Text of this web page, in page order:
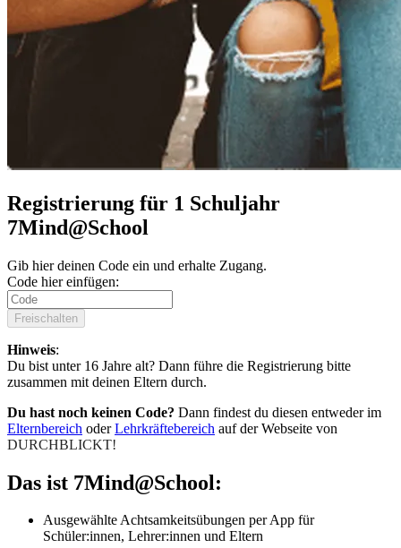
Registrierung für 1 Schuljahr
7Mind@School
Gib hier deinen Code ein und erhalte Zugang.
Code hier einfügen:
Freischalten
Hinweis:
Du bist unter 16 Jahre alt? Dann führe die Registrierung bitte
zusammen mit deinen Eltern durch.
Du hast noch keinen Code? Dann findest du diesen entweder im
Elternbereich oderLehrkräftebereich auf der Webseite von
DURCHBLICKT!
Das ist 7Mind@School:
Ausgewählte Achtsamkeitsübungen per App für
Schüler:innen, Lehrer:innen und Eltern